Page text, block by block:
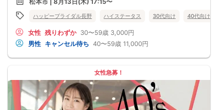
……1人参加メイン♪気楽にご予約ください(^^)グループ参加も大歓迎てす✨……
ビアガーデンの季節到来‼︎アルコール・ソフトドリンク30種以上、焼鳥・お刺身・
スイーツなど豊富なお料理・ドリンクが食べ飲み放題です!!美味しいお料理とお飲
ちょっと早めに17時15分~開催♪終電も余裕の終了時間19時30分頃一旦解散
※仲良くなった方と21時迄・二次会無料にて飲み放題＆食べ放題にて利用可能♪
会場は松本駅前☆スターライト[JR松本駅徒歩3分程度]
※屋根付きビアガーデン雨天決行/提携駐車場はありません(最寄りコインパーキン
……40代・50代男女主役の大人のビアコン……40代男女中心編
男性40~53才位 ※上限55歳迄男性 男性参加資格→年収500万以上or貯蓄500万以
上・どちらか
女性フリー30代・40代・50代 ※40~55才位女性主役
松本市 | 8月13日(木) 17:15〜
ハッピーブライダル長野 ハイステータス 30代向け 40代向け
女性 残りわずか 30〜59歳 3,000円
男性 キャンセル待ち 40〜59歳 11,000円
女性急募！